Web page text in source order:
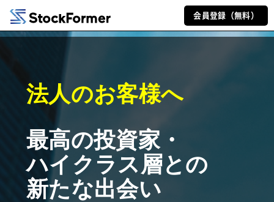
会員登録（無料）
法人のお客様へ
最高の投資家・
ハイクラス層との
新たな出会い